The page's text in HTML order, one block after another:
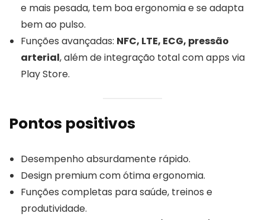
e mais pesada, tem boa ergonomia e se adapta
bem ao pulso.
Funções avançadas: NFC, LTE, ECG, pressão
arterial, além de integração total com apps via
Play Store.
Pontos positivos
Desempenho absurdamente rápido.
Design premium com ótima ergonomia.
Funções completas para saúde, treinos e
produtividade.